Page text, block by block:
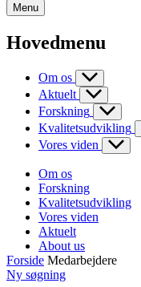
Menu
Hovedmenu
Om os
Aktuelt
Forskning
Kvalitetsudvikling
Vores viden
Om os
Forskning
Kvalitetsudvikling
Vores viden
Aktuelt
About us
Forside Medarbejdere
Ny søgning